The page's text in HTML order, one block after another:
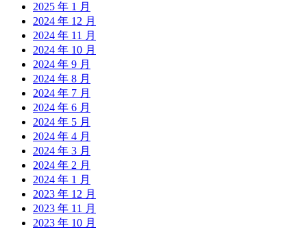
2025 年 1 月
2024 年 12 月
2024 年 11 月
2024 年 10 月
2024 年 9 月
2024 年 8 月
2024 年 7 月
2024 年 6 月
2024 年 5 月
2024 年 4 月
2024 年 3 月
2024 年 2 月
2024 年 1 月
2023 年 12 月
2023 年 11 月
2023 年 10 月